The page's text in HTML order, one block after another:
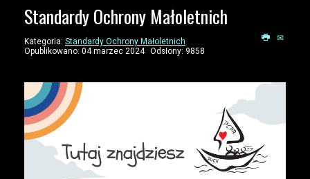
Standardy Ochrony Małoletnich
Kategoria: Standardy Ochrony Małoletnich
Opublikowano: 04 marzec 2024 Odsłony: 9858